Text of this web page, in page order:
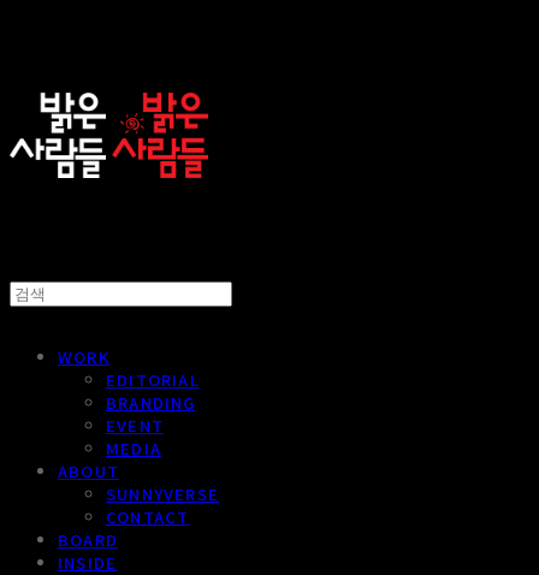
WORK
EDITORIAL
BRANDING
EVENT
MEDIA
ABOUT
SUNNYVERSE
CONTACT
BOARD
INSIDE